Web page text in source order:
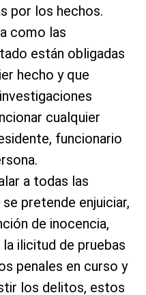
por los hechos.
como las
están obligadas
hecho y que
cualquier
funcionario
a todas las
pretende enjuiciar,
de inocencia,
ilicitud de pruebas
penales en curso y
los delitos, estos